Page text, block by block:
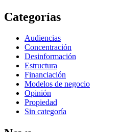
Categorías
Audiencias
Concentración
Desinformación
Estructura
Financiación
Modelos de negocio
Opinión
Propiedad
Sin categoría